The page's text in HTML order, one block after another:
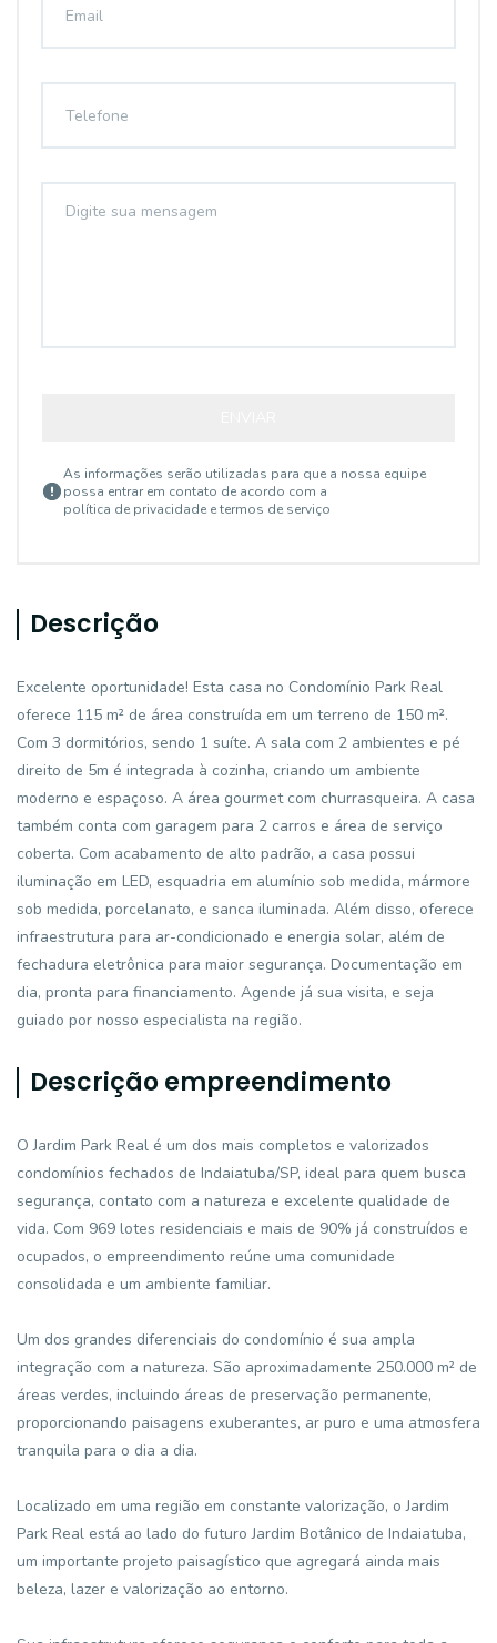
As informações serão utilizadas para que a nossa equipe
possa entrar em contato de acordo com a
política de privacidade e termos de serviço
Descrição
Excelente oportunidade! Esta casa no Condomínio Park Real
oferece 115 m² de área construída em um terreno de 150 m².
Com 3 dormitórios, sendo 1 suíte. A sala com 2 ambientes e pé
direito de 5m é integrada à cozinha, criando um ambiente
moderno e espaçoso. A área gourmet com churrasqueira. A casa
também conta com garagem para 2 carros e área de serviço
coberta. Com acabamento de alto padrão, a casa possui
iluminação em LED, esquadria em alumínio sob medida, mármore
sob medida, porcelanato, e sanca iluminada. Além disso, oferece
infraestrutura para ar-condicionado e energia solar, além de
fechadura eletrônica para maior segurança. Documentação em
dia, pronta para financiamento. Agende já sua visita, e seja
guiado por nosso especialista na região.
Descrição empreendimento
O Jardim Park Real é um dos mais completos e valorizados
condomínios fechados de Indaiatuba/SP, ideal para quem busca
segurança, contato com a natureza e excelente qualidade de
vida. Com 969 lotes residenciais e mais de 90% já construídos e
ocupados, o empreendimento reúne uma comunidade
consolidada e um ambiente familiar.
Um dos grandes diferenciais do condomínio é sua ampla
integração com a natureza. São aproximadamente 250.000 m² de
áreas verdes, incluindo áreas de preservação permanente,
proporcionando paisagens exuberantes, ar puro e uma atmosfera
tranquila para o dia a dia.
Localizado em uma região em constante valorização, o Jardim
Park Real está ao lado do futuro Jardim Botânico de Indaiatuba,
um importante projeto paisagístico que agregará ainda mais
beleza, lazer e valorização ao entorno.